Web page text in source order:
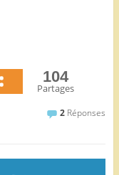
104
Partages
2 Réponses